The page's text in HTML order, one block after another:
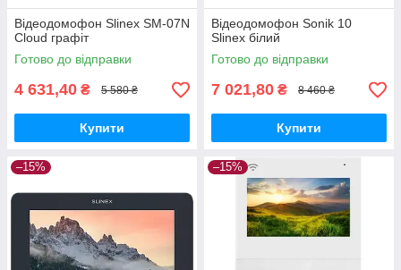
Відеодомофон Slinex SM-07N
Cloud графіт
Готово до відправки
4 631,40 ₴ 5 580 ₴
Купити
Відеодомофон Sonik 10
Slinex білий
Готово до відправки
7 021,80 ₴ 8 460 ₴
Купити
–15% –15%